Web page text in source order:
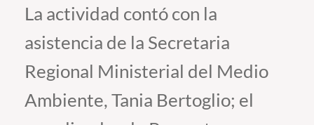
Vinculación con el Medio
Admisión
Pregrado
La actividad contó con la
asistencia de la Secretaria
Regional Ministerial del Medio
Ambiente, Tania Bertoglio; el